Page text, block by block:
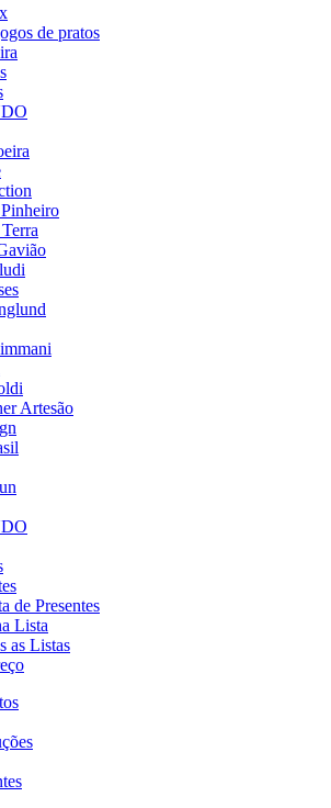
de pratos
Artesão
de Presentes
Lista
as Listas